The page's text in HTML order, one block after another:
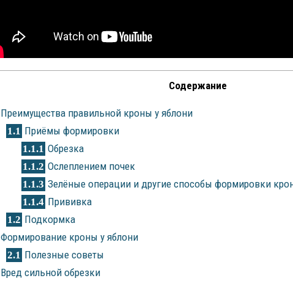
Содержание
Преимущества правильной кроны у яблони
1.1 Приёмы формировки
1.1.1 Обрезка
1.1.2 Ослеплением почек
1.1.3 Зелёные операции и другие способы формировки
1.1.4 Прививка
1.2 Подкормка
Формирование кроны у яблони
2.1 Полезные советы
Вред сильной обрезки